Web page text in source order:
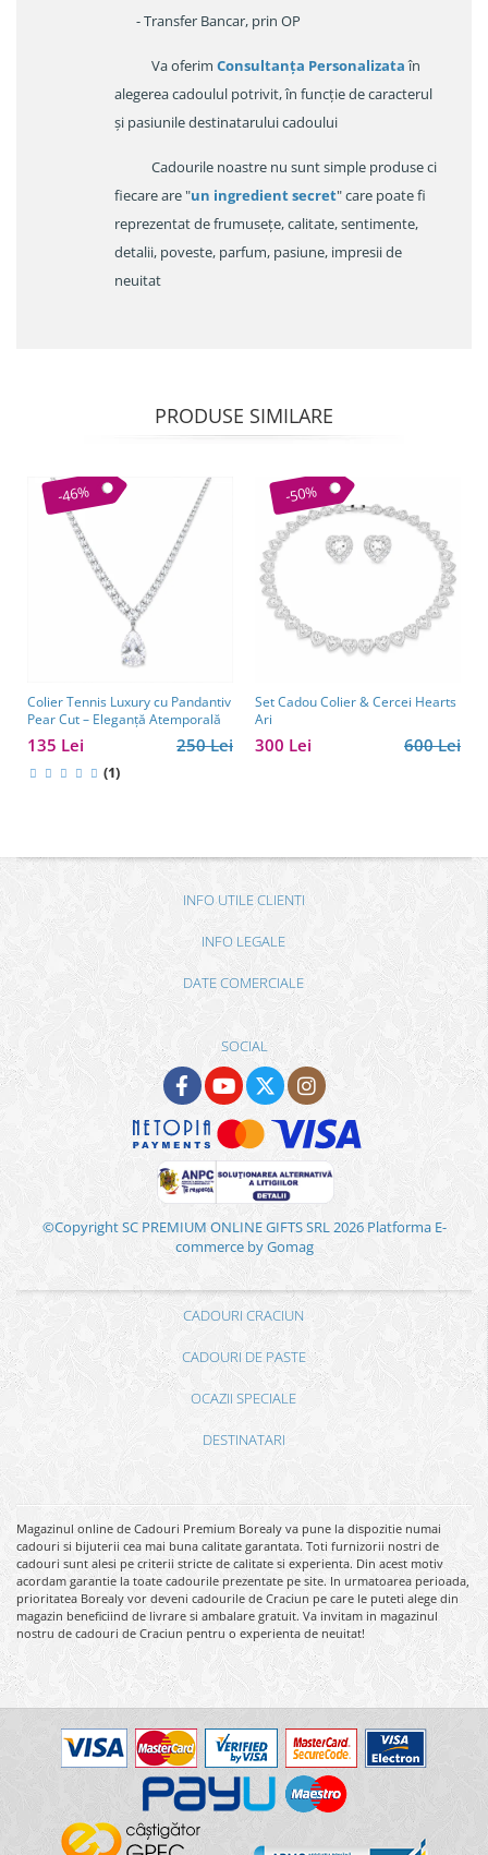
- Transfer Bancar, prin OP
Va oferim Consultanța Personalizataîn
alegerea cadoulul potrivit, în funcție de caracterul
și pasiunile destinatarului cadoului
Cadourile noastre nu sunt simple produse ci
fiecare are "un ingredient secret" care poate fi
reprezentat de frumusețe, calitate, sentimente,
detalii, poveste, parfum, pasiune, impresii de
neuitat
PRODUSE SIMILARE
-46%
Colier Tennis Luxury cu Pandantiv
Pear Cut – Eleganță Atemporală
250 Lei
135 Lei
(1)
-50%
Set Cadou Colier & Cercei Hearts
Ari
600 Lei
300 Lei
INFO UTILE CLIENTI
INFO LEGALE
DATE COMERCIALE
SOCIAL
©Copyright SC PREMIUM ONLINE GIFTS SRL 2026 Platforma E-
commerce by Gomag
CADOURI CRACIUN
CADOURI DE PASTE
OCAZII SPECIALE
DESTINATARI
Magazinul online de Cadouri Premium Borealy va pune la dispozitie numai
cadouri si bijuterii cea mai buna calitate garantata. Toti furnizorii nostri de
cadouri sunt alesi pe criterii stricte de calitate si experienta. Din acest motiv
acordam garantie la toate cadourile prezentate pe site. In urmatoarea perioada,
prioritatea Borealy vor deveni cadourile de Craciun pe care le puteti alege din
magazin beneficiind de livrare si ambalare gratuit. Va invitam in magazinul
nostru de cadouri de Craciun pentru o experienta de neuitat!